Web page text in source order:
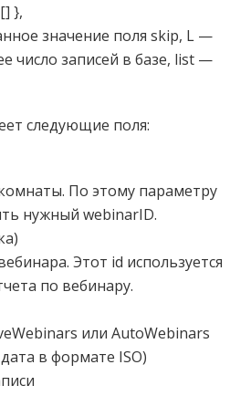
},
значение поля skip, L —
число записей в базе, list —
следующие поля:
По этому параметру
нужный webinarID.
Этот id используется
по вебинару.
или AutoWebinars
в формате ISO)